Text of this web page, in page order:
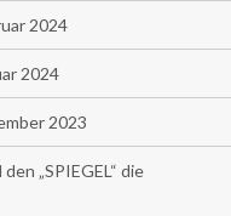
2024
2024
2023
„SPIEGEL“ die